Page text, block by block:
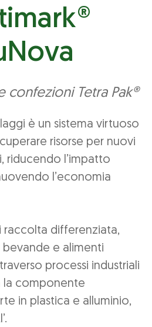
confezioni Tetra Pak®
è un sistema virtuoso
risorse per nuovi
riducendo l’impatto
l’economia
raccolta differenziata,
e alimenti
processi industriali
la componente
in plastica e alluminio,